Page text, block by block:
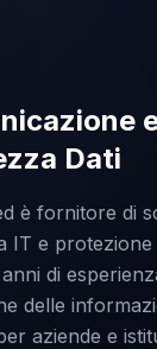
Dati
è fornitore di
IT e protezione
di
delle
aziende e